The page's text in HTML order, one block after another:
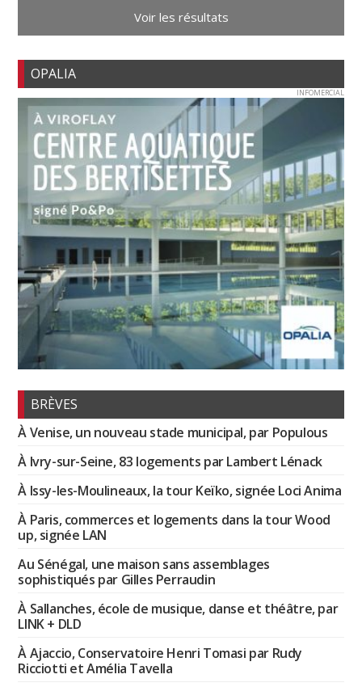
Voir les résultats
OPALIA
INFOMERCIAL
BRÈVES
À Venise, un nouveau stade municipal, par Populous
À Ivry-sur-Seine, 83 logements par Lambert Lénack
À Issy-les-Moulineaux, la tour Keïko, signée Loci Anima
À Paris, commerces et logements dans la tour Wood
up, signée LAN
Au Sénégal, une maison sans assemblages
sophistiqués par Gilles Perraudin
À Sallanches, école de musique, danse et théâtre, par
LINK + DLD
À Ajaccio, Conservatoire Henri Tomasi par Rudy
Ricciotti et Amélia Tavella